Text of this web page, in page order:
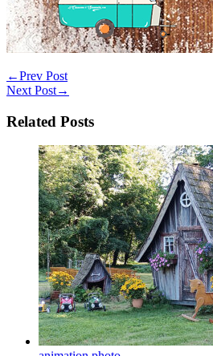
←Prev Post
Next Post→
Related Posts